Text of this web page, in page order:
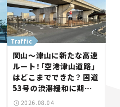
Traffic
岡山～津山に新たな高速
ルート！「空港津山道路」
はどこまでできた？ 国道
53号の渋滞緩和に期待。
岡山市側でも動きが【い
2026.08.04